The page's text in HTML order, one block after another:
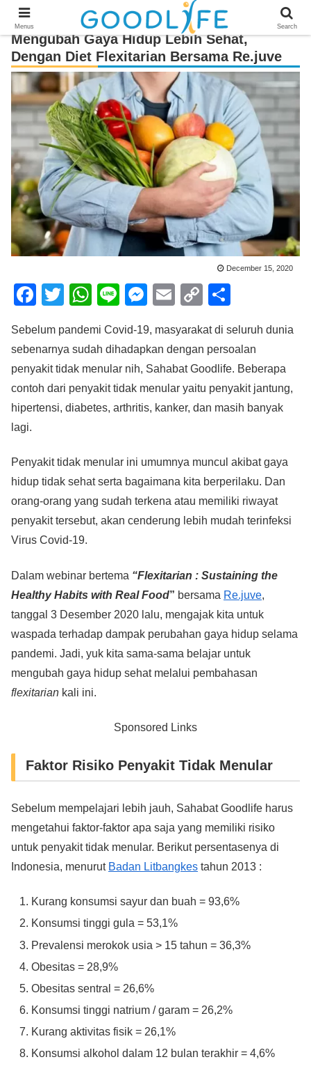
Mengubah Gaya Hidup Lebih Sehat,
Dengan Diet Flexitarian Bersama Re.juve
December 15, 2020
F
c
e
b
o
T
tt
er
W
at
s
A
p
Li
e
M
ss
e
n
g
E
ail
C
p
y
Li
n
ar
e
Sebelum pandemi Covid-19, masyarakat di seluruh dunia
sebenarnya sudah dihadapkan dengan persoalan
penyakit tidak menular nih, Sahabat Goodlife. Beberapa
contoh dari penyakit tidak menular yaitu penyakit jantung,
hipertensi, diabetes, arthritis, kanker, dan masih banyak
lagi.
Penyakit tidak menular ini umumnya muncul akibat gaya
hidup tidak sehat serta bagaimana kita berperilaku. Dan
orang-orang yang sudah terkena atau memiliki riwayat
penyakit tersebut, akan cenderung lebih mudah terinfeksi
Virus Covid-19.
Dalam webinar bertema “Flexitarian : Sustaining the
Healthy Habits with Real Food” bersama Re.juve,
tanggal 3 Desember 2020 lalu, mengajak kita untuk
waspada terhadap dampak perubahan gaya hidup selama
pandemi. Jadi, yuk kita sama-sama belajar untuk
mengubah gaya hidup sehat melalui pembahasan
flexitarian kali ini.
Sponsored Links
Faktor Risiko Penyakit Tidak Menular
Sebelum mempelajari lebih jauh, Sahabat Goodlife harus
mengetahui faktor-faktor apa saja yang memiliki risiko
untuk penyakit tidak menular. Berikut persentasenya di
Indonesia, menurut Badan Litbangkes tahun 2013 :
Kurang konsumsi sayur dan buah = 93,6%
Konsumsi tinggi gula = 53,1%
Prevalensi merokok usia > 15 tahun = 36,3%
Obesitas = 28,9%
Obesitas sentral = 26,6%
Konsumsi tinggi natrium / garam = 26,2%
Kurang aktivitas fisik = 26,1%
Konsumsi alkohol dalam 12 bulan terakhir = 4,6%
Menus Search